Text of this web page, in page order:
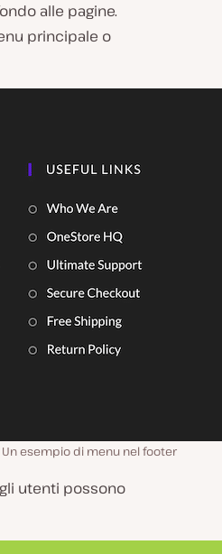
alle pagine.
principale o
Un esempio di menu nel footer
utenti possono